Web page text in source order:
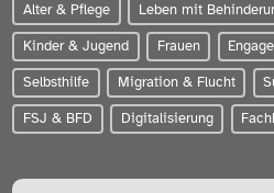
Alter & Pflege Leben mit
Kinder & Jugend Frauen
Selbsthilfe Migration & Flucht
FSJ & BFD Digitalisierung